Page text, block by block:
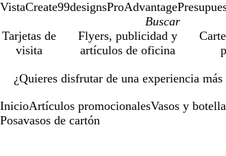
VistaCreate99designsProAdvantage
Tarjetas de
visita
Flyers, publicidad y
artículos de oficina
¿Quieres disfrutar de una experiencia más
1
InicioArtículos promocionalesVasos y
Posavasos de cartón